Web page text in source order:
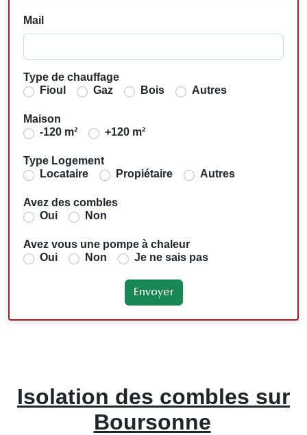
Mail
Type de chauffage
Fioul
Gaz Bois Autres
Maison
-120 m²
+120 m²
Type Logement
Locataire
Propiétaire Autres
Avez des combles
Oui
Non
Avez vous une pompe à chaleur
Oui
Non Je ne sais pas
Isolation des combles sur
Boursonne